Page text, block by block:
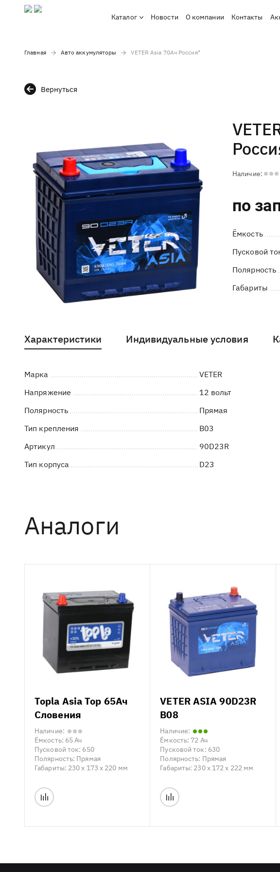
Каталог Новости О компании Контакты
Главная Авто аккумуляторы VETER Asia 70Ач Россия*
Вернуться
Наличие:
по
Ёмкость
Пусковой
Полярность
Габариты
Характеристики Индивидуальные условия
Марка VETER
Напряжение
12 вольт
Полярность
Прямая
Тип крепления
B03
Артикул
90D23R
Тип корпуса
D23
Аналоги
Topla Asia Top 65Ач
Словения
Наличие:
Ёмкость: 65 Ач
Пусковой ток: 650
Полярность: Прямая
Габариты: 230 x 173 x 220 мм
VETER ASIA 90D23R
B08
Наличие:
Ёмкость: 72 Ач
Пусковой ток: 630
Полярность: Прямая
Габариты: 230 x 172 x 222 мм